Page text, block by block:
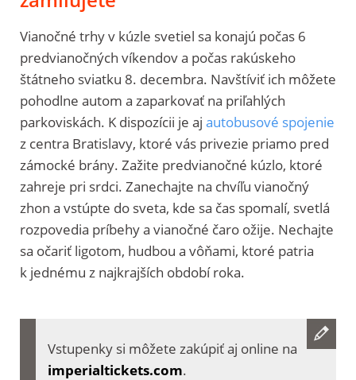
Vianočné trhy v kúzle svetiel sa konajú počas 6
predvianočných víkendov a počas rakúskeho
štátneho sviatku 8. decembra. Navštíviť ich môžete
pohodlne autom a zaparkovať na priľahlých
parkoviskách. K dispozícii je aj autobusové spojenie
z centra Bratislavy, ktoré vás privezie priamo pred
zámocké brány. Zažite predvianočné kúzlo, ktoré
zahreje pri srdci. Zanechajte na chvíľu vianočný
zhon a vstúpte do sveta, kde sa čas spomalí, svetlá
rozpovedia príbehy a vianočné čaro ožije. Nechajte
sa očariť ligotom, hudbou a vôňami, ktoré patria
k jednému z najkrajších období roka.
Vstupenky si môžete zakúpiť aj online na
imperialtickets.com.